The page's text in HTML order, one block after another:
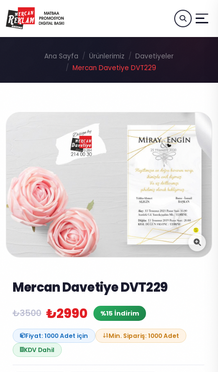
Ana Sayfa Ürünlerimiz
Davetiyeler
Mercan Davetiye DVT229
Mercan Davetiye DVT229
₺3500 ₺2990 %15 İndirim
Fiyat: 1000 Adet için
Min. Sipariş: 1000 Adet
KDV Dahil